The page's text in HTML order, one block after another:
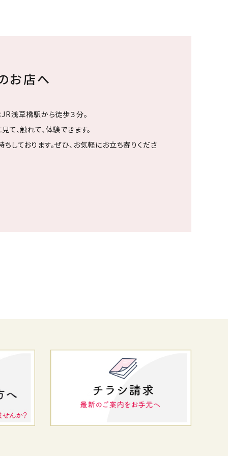
お店へ
浅草橋駅から徒歩３分。
て、触れて、体験できます。
しております。ぜひ、お気軽にお立ち寄りくださ